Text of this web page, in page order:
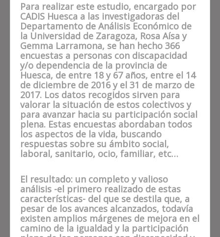
Para realizar este estudio, encargado por
CADIS Huesca a las investigadoras del
Departamento de Análisis Económico de
la Universidad de Zaragoza, Rosa Aísa y
Gemma Larramona, se han hecho 366
encuestas a personas con discapacidad
y/o dependencia de la provincia de
Huesca, de entre 18 y 67 años, entre el 14
de diciembre de 2016 y el 31 de marzo de
2017. Los datos recogidos sirven para
valorar la situación de estos colectivos y
para avanzar hacia su participación social
plena. Estas encuestas abordaban todos
los aspectos de la vida, buscando
respuestas sobre su ámbito social,
laboral, sanitario, ocio, familiar, etc…
El resultado: un completo y valioso
análisis -el primero realizado de estas
características- del que se destila que, a
pesar de los avances alcanzados, todavía
existen amplios márgenes de mejora en el
camino de la igualdad y la participación